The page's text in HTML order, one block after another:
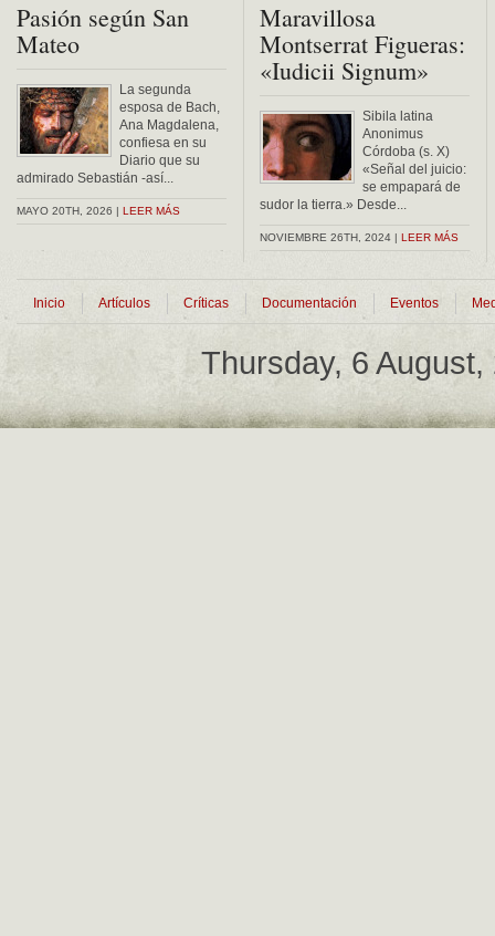
Pasión según San
Mateo
La segunda
esposa de Bach,
Ana Magdalena,
confiesa en su
Diario que su
admirado Sebastián -así...
MAYO 20TH, 2026 | LEER MÁS
Maravillosa
Montserrat Figueras:
«Iudicii Signum»
Sibila latina
Anonimus
Córdoba (s. X)
«Señal del juicio:
se empapará de
sudor la tierra.» Desde...
NOVIEMBRE 26TH, 2024 | LEER MÁS
Inicio Artículos Críticas Documentación Eventos
Thursday, 6